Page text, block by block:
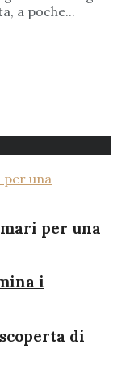
a poche...
per una
i
di